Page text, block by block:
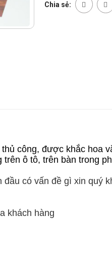
Chia sẻ:
công, được khắc hoa
ô tô, trên bàn trong
có vấn đề gì xin quý
khách hàng